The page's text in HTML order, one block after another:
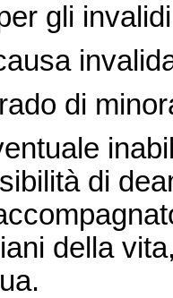
gli invalidi
di
di
della